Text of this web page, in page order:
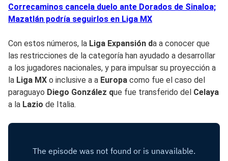
Correcaminos cancela duelo ante Dorados de Sinaloa;
Mazatlán podría seguirlos en Liga MX
Con estos números, la Liga Expansión da a conocer que
las restricciones de la categoría han ayudado a desarrollar
a los jugadores nacionales, y para impulsar su proyección a
la Liga MX o inclusive a a Europa como fue el caso del
paraguayo Diego González que fue transferido del Celaya
a la Lazio de Italia.